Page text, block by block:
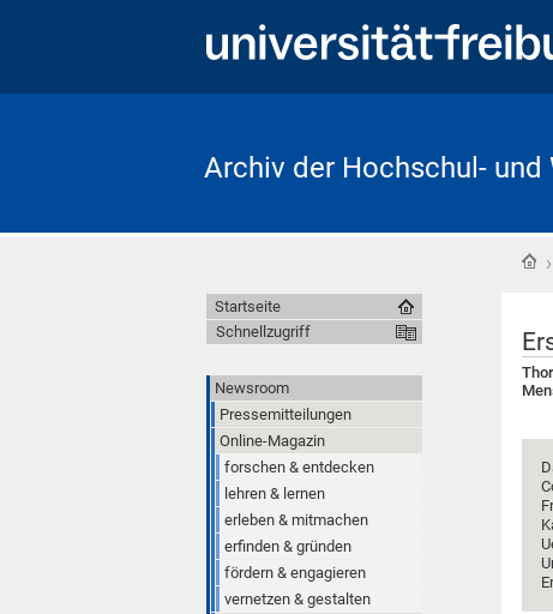
Archiv der Hochschul-
›
Startseite
Schnellzugriff
Newsroom
Pressemitteilungen
Online-Magazin
forschen & entdecken
lehren & lernen
erleben & mitmachen
erfinden & gründen
fördern & engagieren
vernetzen & gestalten